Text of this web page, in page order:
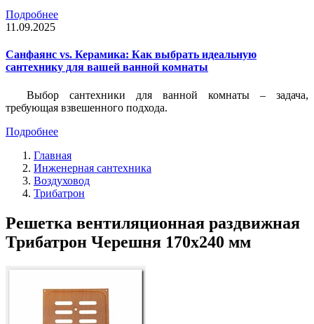
Подробнее
11.09.2025
Санфаянс vs. Керамика: Как выбрать идеальную
сантехнику для вашей ванной комнаты
Выбор сантехники для ванной комнаты – задача,
требующая взвешенного подхода.
Подробнее
Главная
Инженерная сантехника
Воздуховод
Трибатрон
Решетка вентиляционная раздвижная
Трибатрон Черешня 170x240 мм